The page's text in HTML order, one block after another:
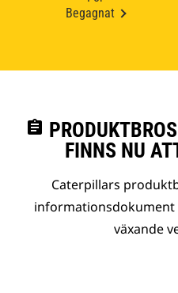
Begagnat
assignment
FINNS NU
Caterpillars
växande